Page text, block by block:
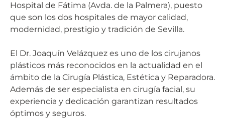
Hospital de Fátima (Avda. de la Palmera), puesto
que son los dos hospitales de mayor calidad,
modernidad, prestigio y tradición de Sevilla.
El Dr. Joaquín Velázquez es uno de los cirujanos
plásticos más reconocidos en la actualidad en el
ámbito de la Cirugía Plástica, Estética y Reparadora.
Además de ser especialista en cirugía facial, su
experiencia y dedicación garantizan resultados
óptimos y seguros.